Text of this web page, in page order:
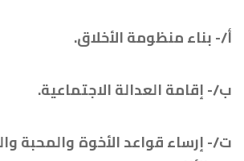
أ/- بناء منظومة الأخلاق.
ب/- إقامة العدالة الاجتماعية.
ت/- إرساء قواعد الأخوة والمحبة